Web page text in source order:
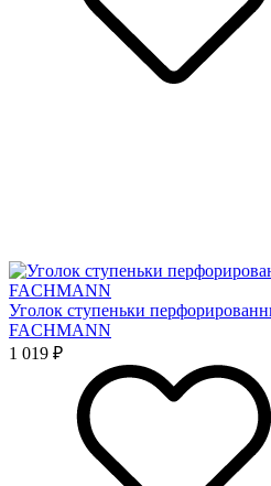
Уголок ступеньки
FACHMANN
1 019 ₽